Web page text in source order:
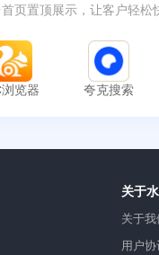
页置顶展示，让客户轻松
览器 夸克搜索
关于
关于我
用户协